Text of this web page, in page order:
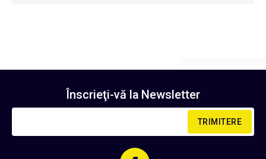
Înscrieţi-vă la Newsletter
TRIMITERE